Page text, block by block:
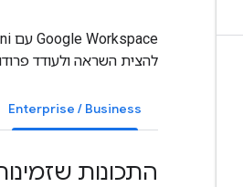
להצית השראה ולעודד
Business ‏/ Enterprise
התכונות